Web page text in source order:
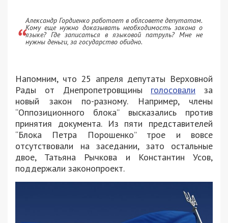
Александр Гордиенко работает в облсовете депутатам.
Кому еще нужно доказывать необходимость закона о
языке? Где записаться в языковой патруль? Мне не
нужны деньги, за государство обидно.
Напомним, что 25 апреля депутаты Верховной
Рады от Днепропетровщины голосовали за
новый закон по-разному. Например, члены
“Оппозиционного блока” высказались против
принятия документа. Из пяти представителей
“Блока Петра Порошенко” трое и вовсе
отсутствовали на заседании, зато остальные
двое, Татьяна Рычкова и Константин Усов,
поддержали законопроект.